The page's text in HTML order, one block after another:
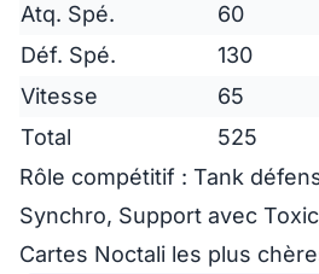
Atq. Spé.
60
Déf. Spé.
130
Vitesse
65
Total
525
Rôle compétitif : Tank
Synchro, Support avec
Cartes Noctali les plus